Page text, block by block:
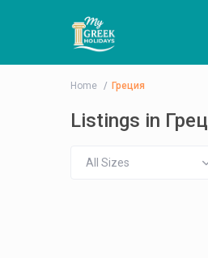
Home Греция
Listings in
All Sizes